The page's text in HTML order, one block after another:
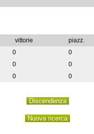
vittorie
piazz.
0
0
0
0
0 0